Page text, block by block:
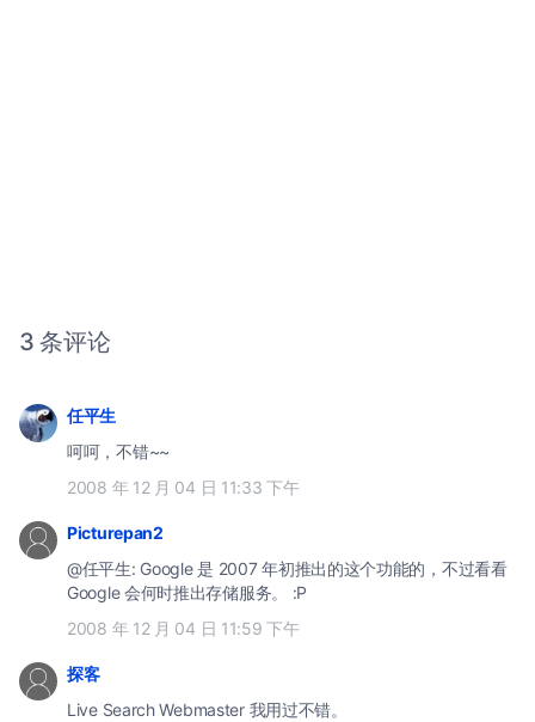
3 条评论
任平生
呵呵，不错~~
2008 年 12 月 04 日 11:33 下午
Picturepan2
@任平生: Google 是 2007 年初推出的这个功能的，不过看看
Google 会何时推出存储服务。 :P
2008 年 12 月 04 日 11:59 下午
探客
Live Search Webmaster 我用过不错。